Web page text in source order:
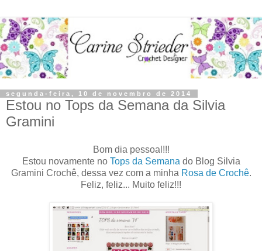
segunda-feira, 10 de novembro de 2014
Estou no Tops da Semana da Silvia
Gramini
Bom dia pessoal!!!
Estou novamente no Tops da Semana do Blog Silvia
Gramini Crochê, dessa vez com a minha Rosa de Crochê.
Feliz, feliz... Muito feliz!!!